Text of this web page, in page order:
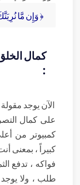
﴿ وَإِن مَّا
كمال
:
الآن يوجد
على كمال
كمبيوتر من
كبيراً ، بمعنى
فواكه ، تدفع
طلب ، ولا